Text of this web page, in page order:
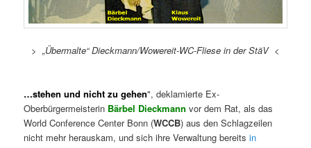
> „Übermalte“ Dieckmann/Wowereit-WC-Fliese in der StäV <
…stehen und nicht zu gehen", deklamierte Ex-
Oberbürgermeisterin Bärbel Dieckmann vor dem Rat, als das
World Conference Center Bonn (WCCB) aus den Schlagzeilen
nicht mehr herauskam, und sich ihre Verwaltung bereitsin